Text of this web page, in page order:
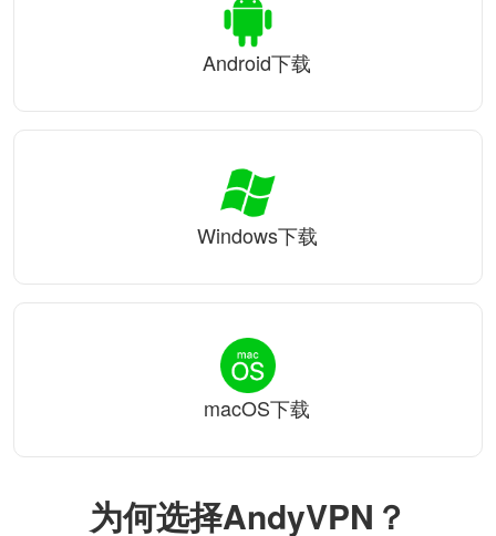
为何选择AndyVPN？
Android下载
Windows下载
macOS下载